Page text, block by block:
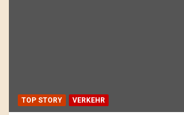
TOP STORY VERKEHR